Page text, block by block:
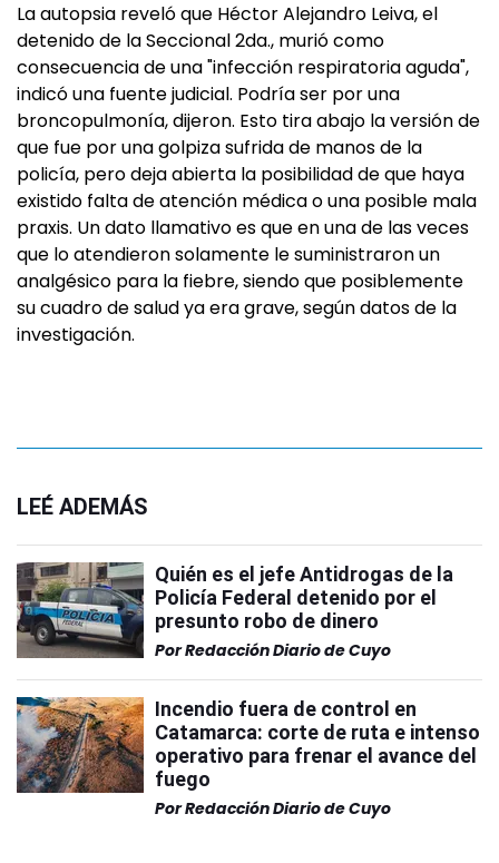
La autopsia reveló que Héctor Alejandro Leiva, el
detenido de la Seccional 2da., murió como
consecuencia de una "infección respiratoria aguda",
indicó una fuente judicial. Podría ser por una
broncopulmonía, dijeron. Esto tira abajo la versión de
que fue por una golpiza sufrida de manos de la
policía, pero deja abierta la posibilidad de que haya
existido falta de atención médica o una posible mala
praxis. Un dato llamativo es que en una de las veces
que lo atendieron solamente le suministraron un
analgésico para la fiebre, siendo que posiblemente
su cuadro de salud ya era grave, según datos de la
investigación.
LEÉ ADEMÁS
Quién es el jefe Antidrogas de la
Policía Federal detenido por el
presunto robo de dinero
PorRedacción Diario de Cuyo
Incendio fuera de control en
Catamarca: corte de ruta e intenso
operativo para frenar el avance del
fuego
PorRedacción Diario de Cuyo